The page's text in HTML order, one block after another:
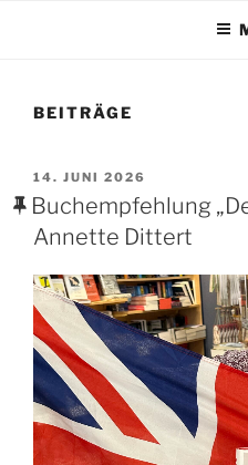
BEITRÄGE
VERÖFFENTLICHT
AM
14. JUNI 2026
Buchempfehlung
Annette Dittert